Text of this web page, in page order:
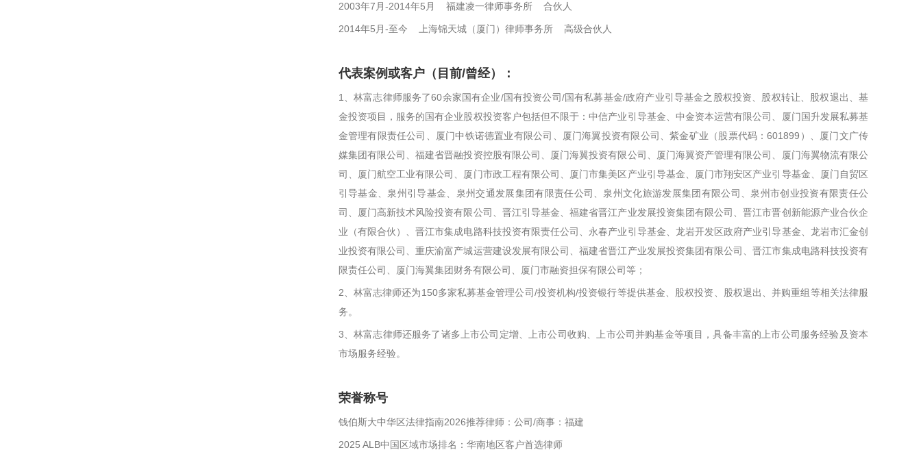
2003年7月-2014年5月 福建凌一律师事务所 合伙人
2014年5月-至今 上海锦天城（厦门）律师事务所 高级合伙人
代表案例或客户（目前/曾经）：
1、林富志律师服务了60余家国有企业/国有投资公司/国有私募基金/政府产业引导基金之股权投资、股权转让、股权退出、基
金投资项目，服务的国有企业股权投资客户包括但不限于：中信产业引导基金、中金资本运营有限公司、厦门国升发展私募基
金管理有限责任公司、厦门中铁诺德置业有限公司、厦门海翼投资有限公司、紫金矿业（股票代码：601899）、厦门文广传
媒集团有限公司、福建省晋融投资控股有限公司、厦门海翼投资有限公司、厦门海翼资产管理有限公司、厦门海翼物流有限公
司、厦门航空工业有限公司、厦门市政工程有限公司、厦门市集美区产业引导基金、厦门市翔安区产业引导基金、厦门自贸区
引导基金、泉州引导基金、泉州交通发展集团有限责任公司、泉州文化旅游发展集团有限公司、泉州市创业投资有限责任公
司、厦门高新技术风险投资有限公司、晋江引导基金、福建省晋江产业发展投资集团有限公司、晋江市晋创新能源产业合伙企
业（有限合伙）、晋江市集成电路科技投资有限责任公司、永春产业引导基金、龙岩开发区政府产业引导基金、龙岩市汇金创
业投资有限公司、重庆渝富产城运营建设发展有限公司、福建省晋江产业发展投资集团有限公司、晋江市集成电路科技投资有
限责任公司、厦门海翼集团财务有限公司、厦门市融资担保有限公司等；
2、林富志律师还为150多家私募基金管理公司/投资机构/投资银行等提供基金、股权投资、股权退出、并购重组等相关法律服
务。
3、林富志律师还服务了诸多上市公司定增、上市公司收购、上市公司并购基金等项目，具备丰富的上市公司服务经验及资本
市场服务经验。
荣誉称号
钱伯斯大中华区法律指南2026推荐律师：公司/商事：福建
2025 ALB中国区域市场排名：华南地区客户首选律师